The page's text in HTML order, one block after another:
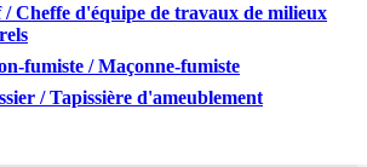
/ Cheffe d'équipe de travaux de milieux
fumiste / Maçonne-fumiste
/ Tapissière d'ameublement